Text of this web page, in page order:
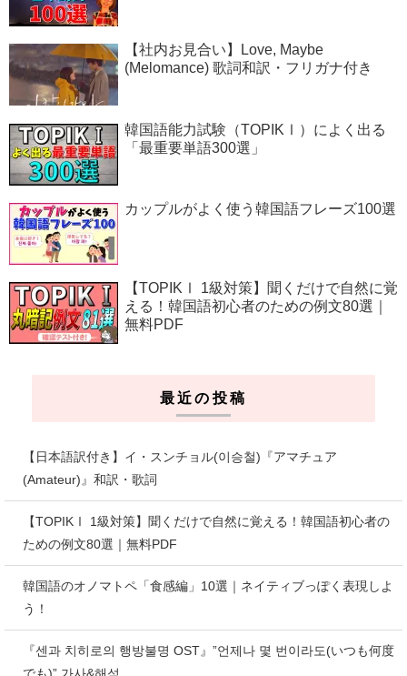
【社内お見合い】Love, Maybe
(Melomance) 歌詞和訳・フリガナ付き
韓国語能力試験（TOPIKⅠ）によく出る
「最重要単語300選」
カップルがよく使う韓国語フレーズ100選
【TOPIKⅠ 1級対策】聞くだけで自然に覚
える！韓国語初心者のための例文80選｜
無料PDF
最近の投稿
【日本語訳付き】イ・スンチョル(이승철)『アマチュア
(Amateur)』和訳・歌詞
【TOPIKⅠ 1級対策】聞くだけで自然に覚える！韓国語初心者の
ための例文80選｜無料PDF
韓国語のオノマトペ「食感編」10選｜ネイティブっぽく表現しよ
う！
『센과 치히로의 행방불명 OST』”언제나 몇 번이라도(いつも何度